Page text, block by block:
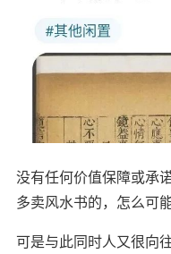
没有任何价值保障或承
多卖风水书的，怎么可
可是与此同时人又很向